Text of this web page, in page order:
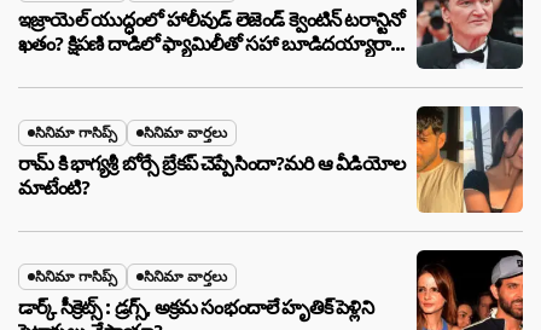
ఇజ్రాయెల్ యుద్ధంలో హాలీవుడ్ లెజెండ్ క్వెంటిన్ టరాన్టినో
ఖతం? క్షిపణి దాడిలో ఫ్యామిలీతో సహా బూడిదయ్యారా?
సినిమా గాసిప్స్ సినిమా వార్తలు
రామ్ కి భాగ్యశ్రీ బోర్సే బ్రేకప్ చెప్పేసిందా?మరి ఆ వీడియోల
మాటేంటి?
సినిమా గాసిప్స్ సినిమా వార్తలు
డార్క్ సీక్రెట్స్ : డ్రగ్స్, అక్రమ సంభందాలే హృతిక్ పెళ్లిని